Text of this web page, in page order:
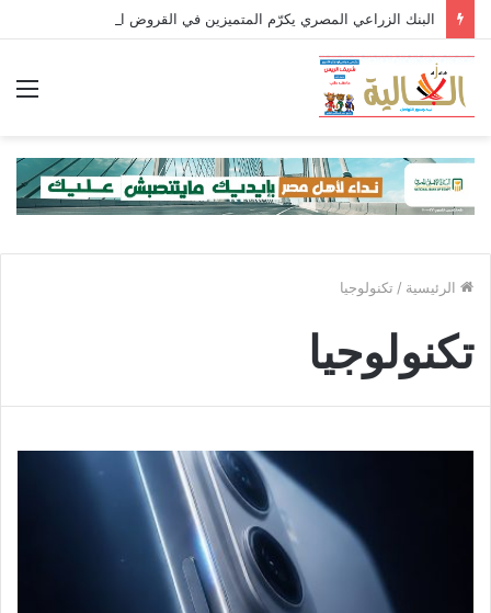
الرئيسية / تكنولوجيا
تكنولوجيا